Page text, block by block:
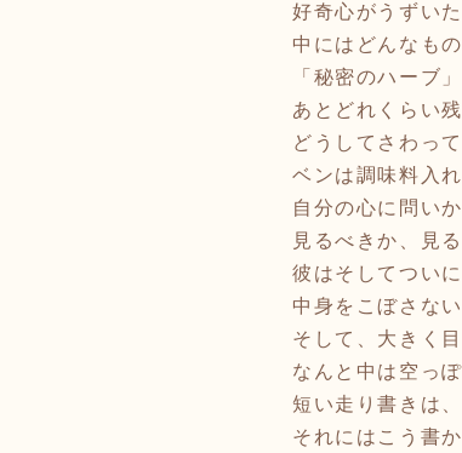
好奇心がうずいた
中にはどんなも
「秘密のハーブ
あとどれくらい
どうしてさわっ
ベンは調味料入
自分の心に問いか
見るべきか、見
彼はそしてつい
中身をこぼさな
そして、大きく
なんと中は空っ
短い走り書きは
それにはこう書